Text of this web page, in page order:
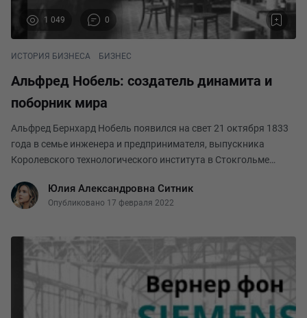
1 049 0
ИСТОРИЯ БИЗНЕСА БИЗНЕС
Альфред Нобель: создатель динамита и
поборник мира
Альфред Бернхард Нобель появился на свет 21 октября 1833
года в семье инженера и предпринимателя, выпускника
Королевского технологического института в Стокгольме
Швеции не ладились. В 1837 году без семьи он пе
Юлия Александровна Ситник
Опубликовано 17 февраля 2022